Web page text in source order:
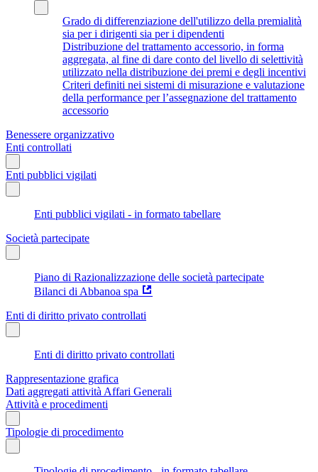
Grado di differenziazione dell'utilizzo della premialità
sia per i dirigenti sia per i dipendenti
Distribuzione del trattamento accessorio, in forma
aggregata, al fine di dare conto del livello di selettività
utilizzato nella distribuzione dei premi e degli incentivi
Criteri definiti nei sistemi di misurazione e valutazione
della performance per l’assegnazione del trattamento
accessorio
Benessere organizzativo
Enti controllati
Enti pubblici vigilati
Enti pubblici vigilati - in formato tabellare
Società partecipate
Piano di Razionalizzazione delle società partecipate
Bilanci di Abbanoa spa
Enti di diritto privato controllati
Enti di diritto privato controllati
Rappresentazione grafica
Dati aggregati attività Affari Generali
Attività e procedimenti
Tipologie di procedimento